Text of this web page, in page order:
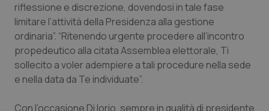
Tumori del Polmone & Testa Collo
Tumori gastrointestinali
Ulcera & Reflusso
Vaccini
riflessione e discrezione, dovendosi in tale fase
limitare l’attività della Presidenza alla gestione
ordinaria”. “Ritenendo urgente procedere all’incontro
propedeutico alla citata Assemblea elettorale, Ti
sollecito a voler adempiere a tali procedure nella sede
e nella data da Te individuate”.
Con l’occasione Di Iorio, sempre in qualità di presidente